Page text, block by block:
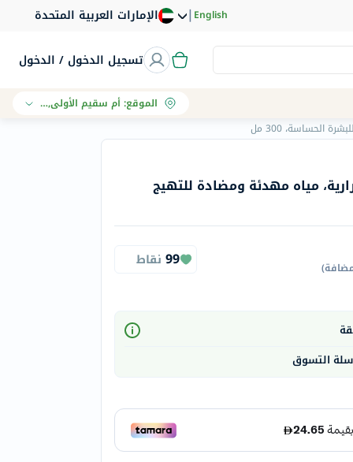
الإمارات العربية المتحدة |English
تسجيل الدخول / الدخول
الموقع:أم سقيم الأولى, دبي
الحساسة، 300 مل
مياه مهدئة ومضادة للتهيج
)
99 نقاط
سلة التسوق